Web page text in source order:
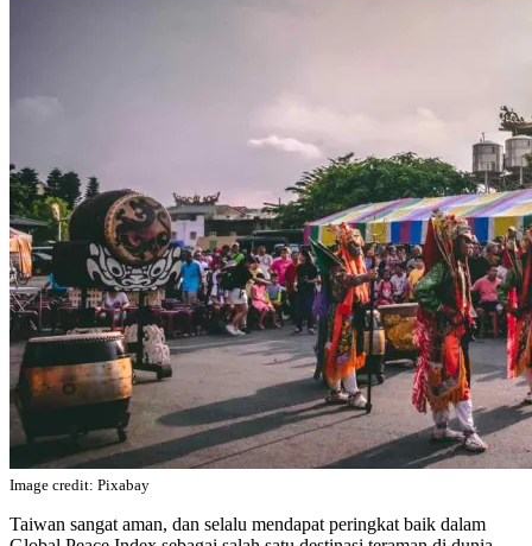
Image credit: Pixabay
Taiwan sangat aman, dan selalu mendapat peringkat baik dalam